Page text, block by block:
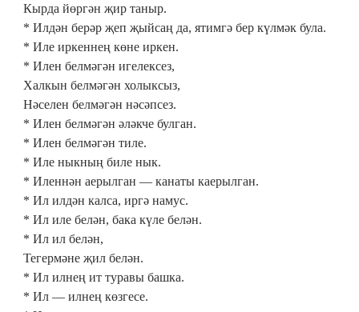
Кырда йөргән җир таныр.
* Илдән берәр җеп җыйсаң да, ятимгә бер күлмәк була.
* Иле иркеннең көне иркен.
* Илен белмәгән игелексез,
Халкын белмәгән холыксыз,
Нәселен белмәгән нәсәпсез.
* Илен белмәгән әләкче булган.
* Илен белмәгән тиле.
* Иле ныкның биле нык.
* Иленнән аерылган — канаты каерылган.
* Ил илдән калса, иргә намус.
* Ил иле белән, бака күле белән.
* Ил ил белән,
Тегермәне җил белән.
* Ил илнең ит туравы башка.
* Ил — илнең көзгесе.